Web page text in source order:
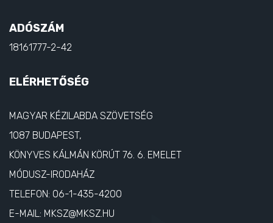
ADÓSZÁM
18161777-2-42
ELÉRHETŐSÉG
MAGYAR KÉZILABDA SZÖVETSÉG
1087 BUDAPEST,
KÖNYVES KÁLMÁN KÖRÚT 76. 6. EMELET
MÓDUSZ-IRODAHÁZ
TELEFON: 06-1-435-4200
E-MAIL: MKSZ@MKSZ.HU